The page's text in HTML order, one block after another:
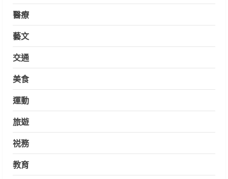
醫療
藝文
交通
美食
運動
旅遊
祱務
教育